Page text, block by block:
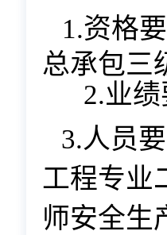
1.资格
总承包三
2.业
3.人员
工程专业
师安全生